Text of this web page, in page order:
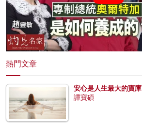
熱門文章
安心是人生最大的寶庫
譚寶碩